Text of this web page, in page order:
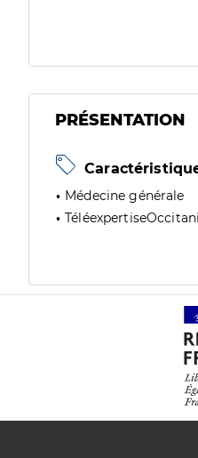
PRÉSENTATION
Médecine générale